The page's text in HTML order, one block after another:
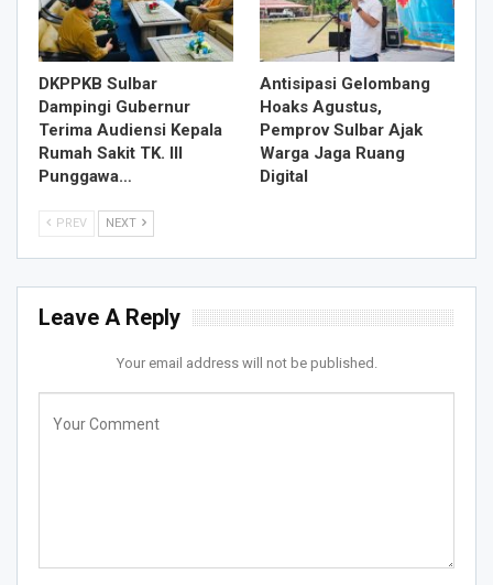
DKPPKB Sulbar
Dampingi Gubernur
Terima Audiensi Kepala
Rumah Sakit TK. III
Punggawa…
Antisipasi Gelombang
Hoaks Agustus,
Pemprov Sulbar Ajak
Warga Jaga Ruang
Digital
PREV NEXT
Leave A Reply
Your email address will not be published.